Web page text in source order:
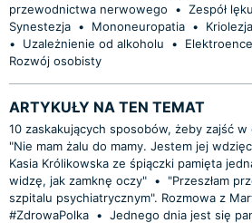
przewodnictwa nerwowego
• Zespół
Synestezja • Mononeuropatia • Kriolezja
•
Uzależnienie od alkoholu •
Rozwój osobisty
ARTYKUŁY NA TEN TEMAT
10 zaskakujących sposobów, żeby zajść w
"Nie mam żalu do mamy. Jestem jej
Kasia Królikowska ze śpiączki pamięta
widzę, jak zamknę oczy" •
"Przeszłam
szpitalu psychiatrycznym". Rozmowa z
#ZdrowaPolka • Jednego dnia jest się